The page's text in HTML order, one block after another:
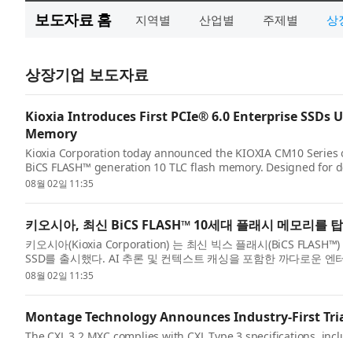
보도자료 홈 지역별 산업별 주제별 상
상장기업 보도자료
Kioxia Introduces First PCIe® 6.0 Enterprise SSDs
Memory
Kioxia Corporation today announced the KIOXIA CM10
BiCS FLASH™ generation 10 TLC flash memory. Designed
inference and conte...
08월 02일 11:35
키오시아, 최신 BiCS FLASH™ 10세대 플래시 메모리를
키오시아(Kioxia Corporation) 는 최신 빅스 플래시(BiCS
SSD를 출시했다. AI 추론 및 컨텍스트 캐싱을 포함한 까다로운
엔비디아...
08월 02일 11:35
Montage Technology Announces Industry-First